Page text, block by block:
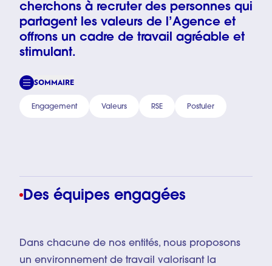
cherchons à recruter des personnes qui
partagent les valeurs de l’Agence et
offrons un cadre de travail agréable et
stimulant.
SOMMAIRE
Engagement Valeurs RSE Postuler
Des équipes engagées
Dans chacune de nos entités, nous proposons
un environnement de travail valorisant la